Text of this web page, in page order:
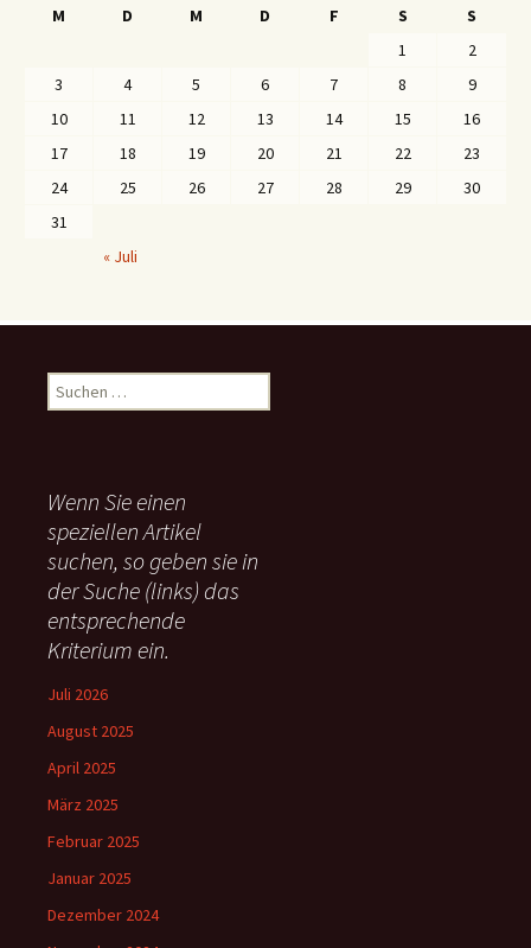
M
D M D F S
S
1
2
3
4 5 6 7 8
9
10
11 12 13 14 15
16
17
18 19 20 21 22
23
24
25 26 27 28 29
30
31
« Juli
u
n
n
a
c
:
Wenn Sie einen
speziellen Artikel
suchen, so geben sie in
der Suche (links) das
entsprechende
Kriterium ein.
Juli 2026
August 2025
April 2025
März 2025
Februar 2025
Januar 2025
Dezember 2024